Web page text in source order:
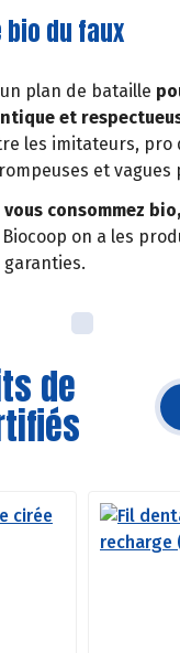
du faux
plan de bataille
et
les imitateurs, pro
et vagues
vous consommez
Biocoop on a les
garanties.
de